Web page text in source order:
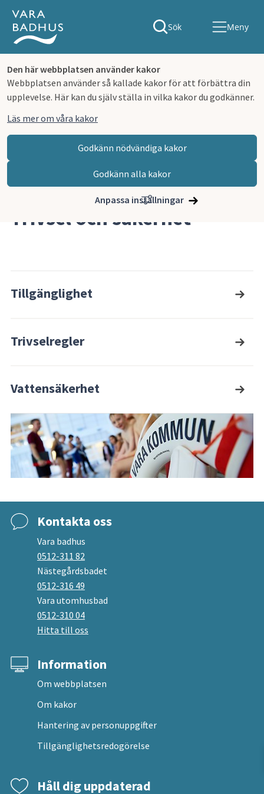
Den här webbplatsen använder kakor
Webbplatsen använder så kallade kakor för att förbättra din
upplevelse. Här kan du själv ställa in vilka kakor du godkänner.
Läs mer om våra kakor
Godkänn nödvändiga kakor
Godkänn alla kakor
Anpassa inställningar
Sök Meny
Vara badhus Trivsel och säkerhet
Trivsel och säkerhet
Tillgänglighet
Trivselregler
Vattensäkerhet
Kontakta oss
Vara badhus
0512-311 82
Nästegårdsbadet
0512-316 49
Vara utomhusbad
0512-310 04
Hitta till oss
Information
Om webbplatsen
Om kakor
Hantering av personuppgifter
Tillgänglighetsredogörelse
Håll dig uppdaterad